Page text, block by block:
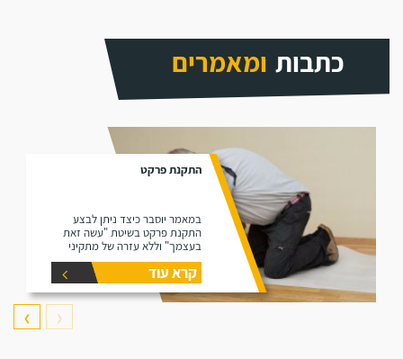
כתבות ומאמרים
התקנת פרקט
במאמר יוסבר כיצד ניתן לבצע
התקנת פרקט בשיטת "עשה זאת
בעצמך" וללא עזרה של מתקיני
פרקטים.
קרא עוד
❮
❯